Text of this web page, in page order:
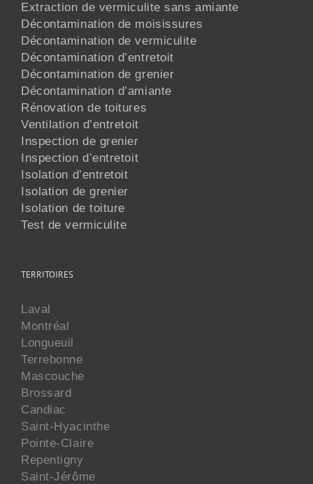
Extraction de vermiculite sans amiante
Décontamination de moisissures
Décontamination de vermiculite
Décontamination d’entretoit
Décontamination de grenier
Décontamination d’amiante
Rénovation de toitures
Ventilation d’entretoit
Inspection de grenier
Inspection d’entretoit
Isolation d’entretoit
Isolation de grenier
Isolation de toiture
Test de vermiculite
TERRITOIRES
Laval
Montréal
Longueuil
Terrebonne
Mascouche
Brossard
Candiac
Saint-Hyacinthe
Pointe-Claire
Repentigny
Saint-Jérôme